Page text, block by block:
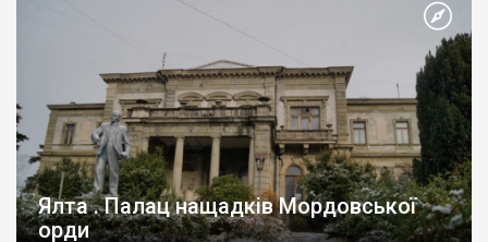
Ялта . Палац нащадків Мордовської
орди